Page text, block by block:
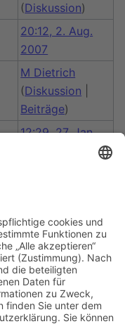
(Diskussion)
20:12, 2. Aug.
2007
M Dietrich
(Diskussion
Beiträge)
12:29, 27. Jan.
0
0